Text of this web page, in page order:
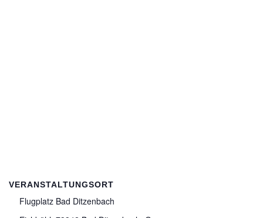
VERANSTALTUNGSORT
Flugplatz Bad Ditzenbach